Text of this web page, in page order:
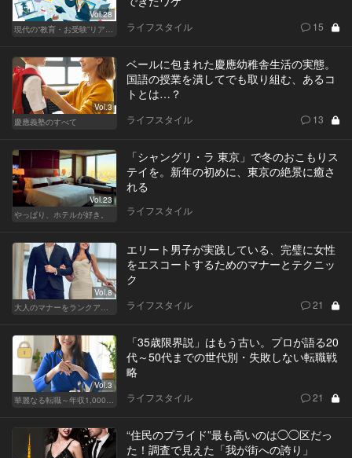
Vol.28
現代の“教育・お受験”リアルドキュメント
ライフスタイル 15
Vol.3
慶應義塾のすべて
ベールに包まれた慶應幼稚舎生活の実態。
国語の授業を潰してでも取り組む、あるコ
トとは…？
ライフスタイル 13
Vol.23
やっぱり、ホテルが好き。
「シャングリ・ラ 東京」で冬のおこもりス
テイを。新年の初めに、東京の絶景に癒さ
れる
ライフスタイル
Vol.8
大人のマナーをランクアップせよ
エリート男子が実践している、完璧に女性
をエスコートするためのマナーとテクニッ
ク
ライフスタイル 21
Vol.3
華麗なる転職～年収1,000万超の道～
「35歳限界説」はもう古い。プロが語る20
代～50代までの世代別・失敗しない転職戦
略
ライフスタイル 21
“住民のプライド”最も高いのは◯◯区だっ
た！調査で見えた「我が街への誇り」